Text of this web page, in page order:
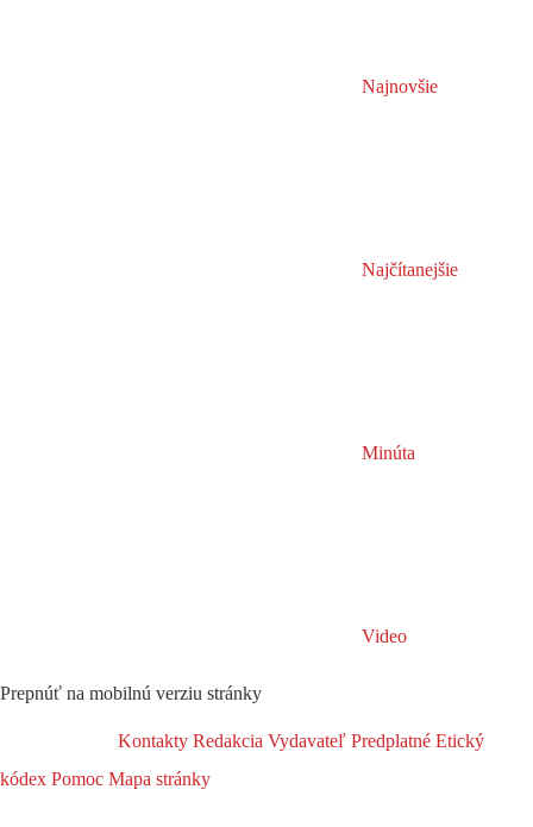
Najnovšie
Najčítanejšie
Minúta
Video
Prepnúť na mobilnú verziu stránky
Kontakty Redakcia Vydavateľ Predplatné Etický
kódex Pomoc Mapa stránky